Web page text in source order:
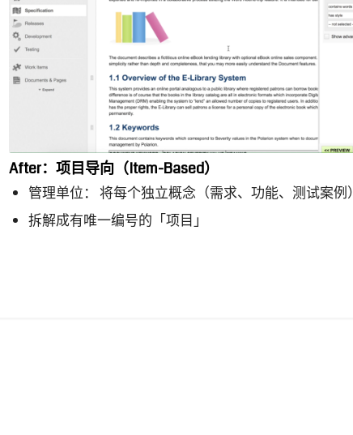
After：项目导向（Item-Based）
管理单位： 将每个独立概念（需求、功能、测试案例）
拆解成有唯一编号的「项目」